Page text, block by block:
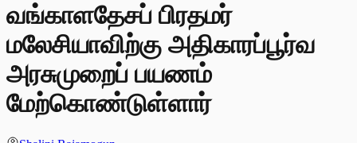
வங்காளதேசப் பிரதமர்
மலேசியாவிற்கு அதிகாரப்பூர்வ
அரசுமுறைப் பயணம்
மேற்கொண்டுள்ளார்